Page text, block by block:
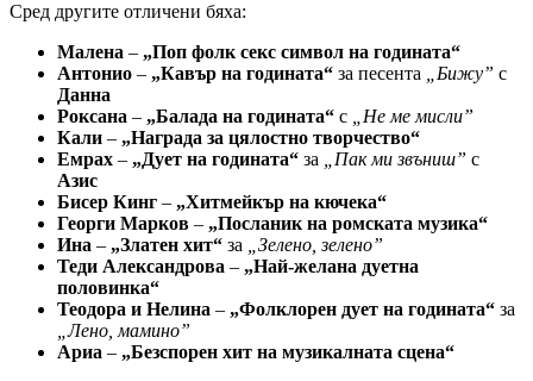
Сред другите отличени бяха:
Малена – „Поп фолк секс символ на годината“
Антонио – „Кавър на годината“ за песента „Бижу” с
Данна
Роксана – „Балада на годината“ с
„Не ме мисли”
Кали – „Награда за цялостно творчество“
Емрах – „Дует на годината“ за „Пак ми звъниш” с
Азис
Бисер Кинг – „Хитмейкър на кючека“
Георги Марков – „Посланик на ромската музика“
Ина – „Златен хит“ за
„Зелено, зелено”
Теди Александрова – „Най-желана дуетна
половинка“
Теодора и Нелина – „Фолклорен дует на годината“ за
„Лено, мамино”
Ариа – „Безспорен хит на музикалната сцена“